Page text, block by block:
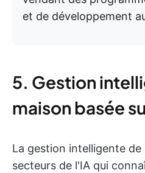
et de développement
5. Gestion
maison basée
La gestion intelligente
secteurs de l'IA qui